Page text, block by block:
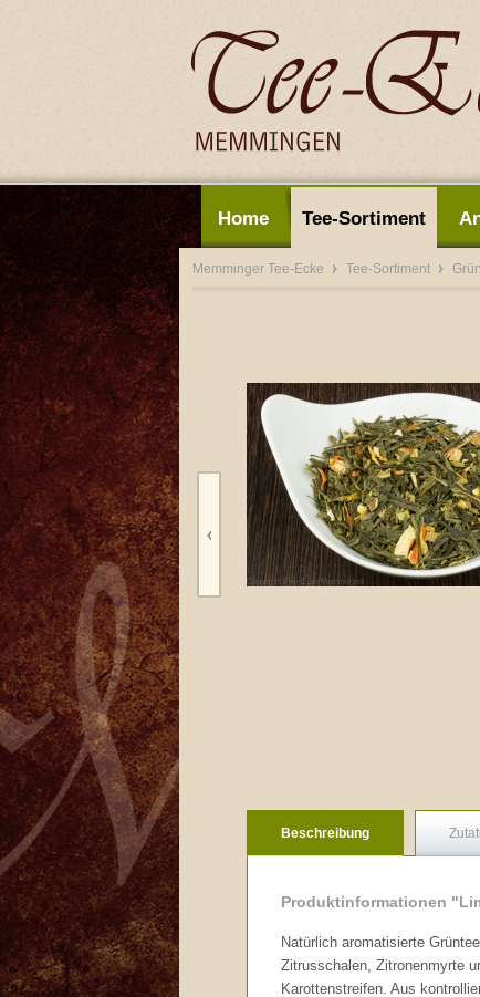
Home Tee-Sortiment
Memminger Tee-Ecke Tee-Sortiment
Beschreibung
Produktinformationen
Natürlich aromatisierte
Zitrusschalen, Zitronenmyrte
Karottenstreifen. Aus